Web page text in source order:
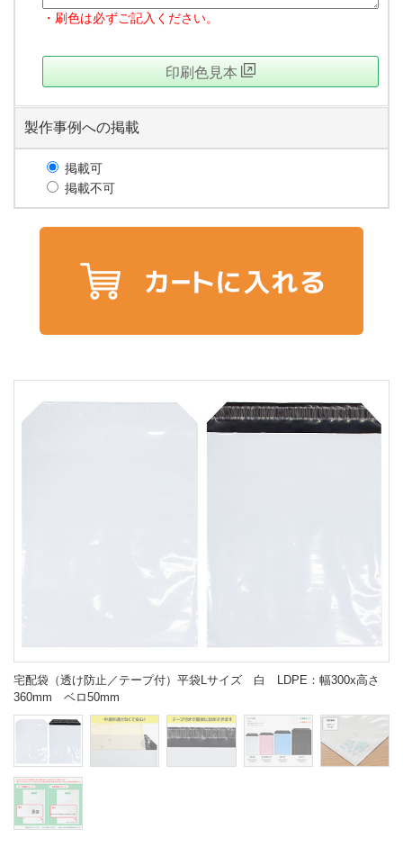
・刷色は必ずご記入ください。
印刷色見本
製作事例への掲載
掲載可
掲載不可
宅配袋（透け防止／テープ付）平袋Lサイズ 白 LDPE：幅300x高さ
360mm ベロ50mm